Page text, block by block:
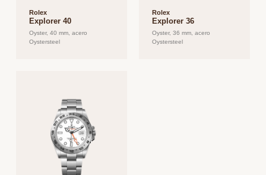
Rolex
Explorer 40
Oyster, 40 mm, acero
Oystersteel
Rolex
Explorer 36
Oyster, 36 mm, acero
Oystersteel